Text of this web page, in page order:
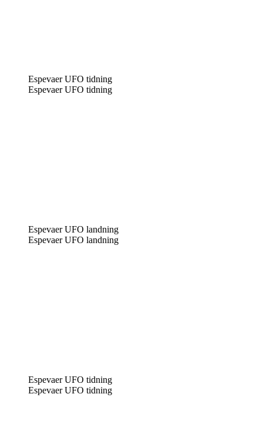
Espevaer UFO tidning
Espevaer UFO tidning
Espevaer UFO landning
Espevaer UFO landning
Espevaer UFO tidning
Espevaer UFO tidning